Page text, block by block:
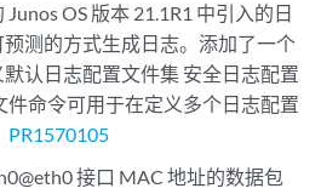
OS 版本 21.1R1 中引入的日
测的方式生成日志。添加了一个
认日志配置文件集 安全日志配置
件命令可用于在定义多个日志配置
PR1570105
接口 MAC 地址的数据包